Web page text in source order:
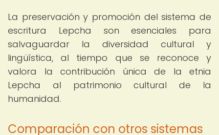
La preservación y promoción del sistema de
escritura Lepcha son esenciales para
salvaguardar la diversidad cultural y
lingüística, al tiempo que se reconoce y
valora la contribución única de la etnia
Lepcha al patrimonio cultural de la
humanidad.
Comparación con otros sistemas